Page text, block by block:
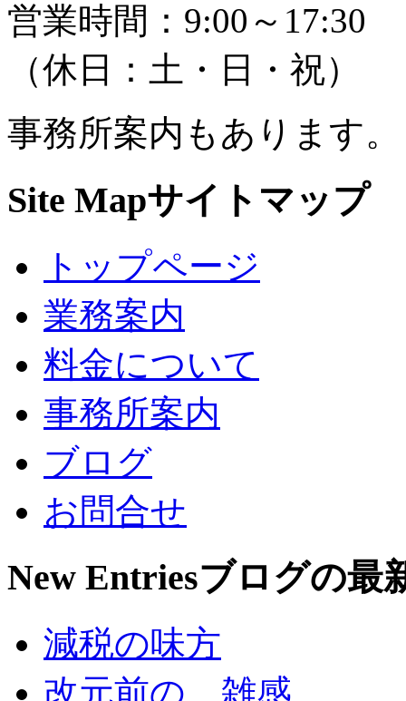
営業時間：9:00～17:30
（休日：土・日・祝）
事務所案内もあります。
Site Mapサイトマップ
トップページ
業務案内
料金について
事務所案内
ブログ
お問合せ
New Entriesブログの最
減税の味方
改元前の、雑感